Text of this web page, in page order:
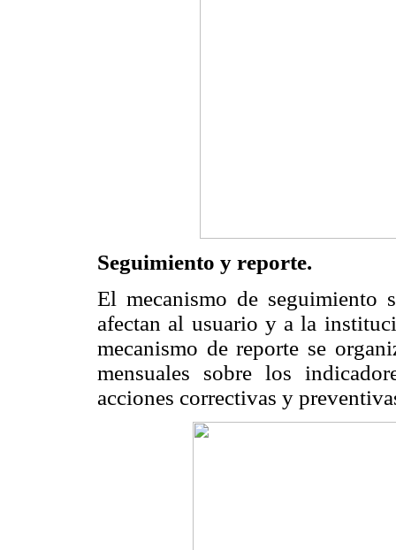
Seguimiento y reporte.
El mecanismo de seguimiento
afectan al usuario y a la
mecanismo de reporte se
mensuales sobre los
acciones correctivas y